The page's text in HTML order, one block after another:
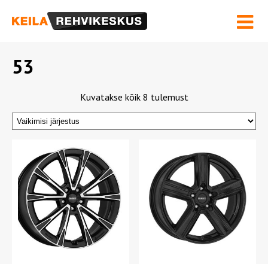
Velgede sirgendamine
53
Kuvatakse kõik 8 tulemust